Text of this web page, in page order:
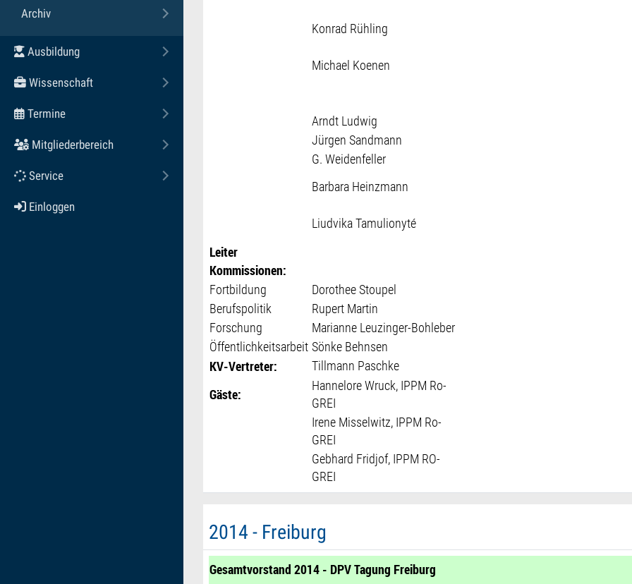
Archiv Toggle submenu
Ausbildung
Wissenschaft Toggle submenu
Termine
Mitgliederbereich Toggle submenu
Service
Einloggen
Konrad Rühling
Michael Koenen
Arndt Ludwig
Jürgen Sandmann
G. Weidenfeller
Barbara Heinzmann
Liudvika Tamulionyté
Leiter
Kommissionen:
Fortbildung
Dorothee Stoupel
Berufspolitik
Rupert Martin
Forschung
Marianne Leuzinger-Bohleber
Öffentlichkeitsarbeit Sönke Behnsen
KV-Vertreter: Tillmann Paschke
Gäste:
Hannelore Wruck, IPPM Ro-
GREI
Irene Misselwitz, IPPM Ro-
GREI
Gebhard Fridjof, IPPM RO-
GREI
2014 - Freiburg
Gesamtvorstand 2014 - DPV Tagung Freiburg